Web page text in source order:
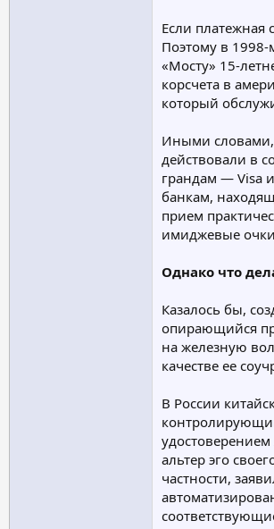
Если платежная
Поэтому в 1998-
«Мосту» 15-
корсчета в
который
Иными словами,
действовали в
грандам — Visa
банкам,
прием
имиджевые
Однако что
Казалось бы,
опирающийся
на железную
качестве ее
В России
альтер эго
частности,